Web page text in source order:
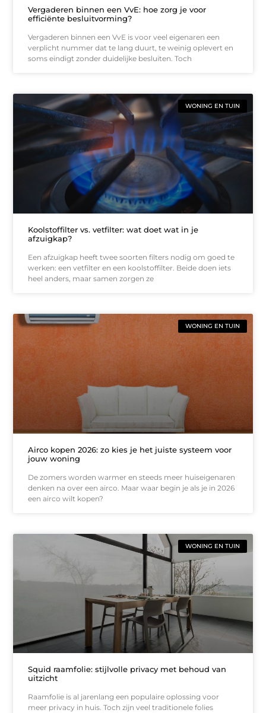
Vergaderen binnen een VvE: hoe zorg je voor
efficiënte besluitvorming?
Vergaderen binnen een VvE is voor veel eigenaren een
verplicht nummer dat te lang duurt, te weinig oplevert en
soms eindigt zonder duidelijke besluiten. Toch
WONING EN TUIN
Koolstoffilter vs. vetfilter: wat doet wat in je
afzuigkap?
Een afzuigkap heeft twee soorten filters nodig om goed te
werken: een vetfilter en een koolstoffilter. Beide doen iets
heel anders, maar samen zorgen ze
WONING EN TUIN
Airco kopen 2026: zo kies je het juiste systeem voor
jouw woning
De zomers worden warmer en steeds meer huiseigenaren
denken na over een airco. Maar waar begin je als je in 2026
een airco wilt kopen?
WONING EN TUIN
Squid raamfolie: stijlvolle privacy met behoud van
uitzicht
Raamfolie is al jarenlang een populaire oplossing voor
meer privacy in huis. Toch zijn veel traditionele folies